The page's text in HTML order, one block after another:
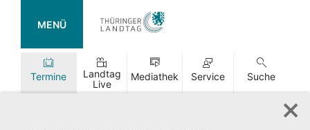
MENÜ
Termine
Landtag
Live
Mediathek Service Suche